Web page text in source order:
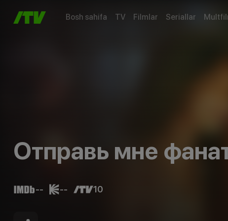
Bosh sahifa TV Filmlar Seriallar
Отправь мне
-- -- 10